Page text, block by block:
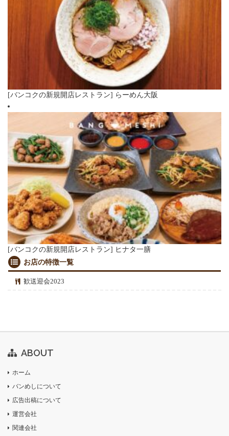
[バンコクの新規開店レストラン] らーめん大阪
[バンコクの新規開店レストラン] ヒナタ一膳
お店の特徴一覧
歓送迎会2023
ABOUT
ホーム
バンめしについて
広告出稿について
運営会社
関連会社